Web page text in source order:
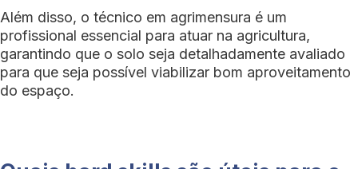
Além disso, o técnico em agrimensura é um
profissional essencial para atuar na agricultura,
garantindo que o solo seja detalhadamente avaliado
para que seja possível viabilizar bom aproveitamento
do espaço.